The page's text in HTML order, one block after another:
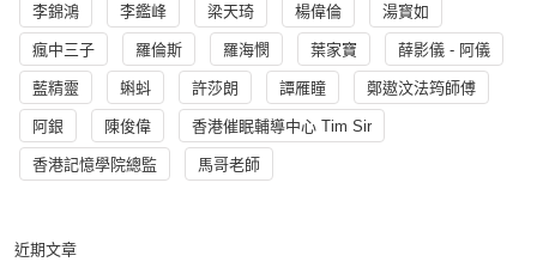
李錦鴻 李鑑峰 梁天琦 楊偉倫 湯寳如
瘋中三子 羅倫斯 羅海憫 葉家寶 薛影儀 - 阿儀
藍精靈 蝌蚪 許莎朗 譚雁瞳 鄭遨汶法筠師傅
阿銀 陳俊偉 香港催眠輔導中心 Tim Sir
香港記憶學院總監 馬哥老師
近期文章